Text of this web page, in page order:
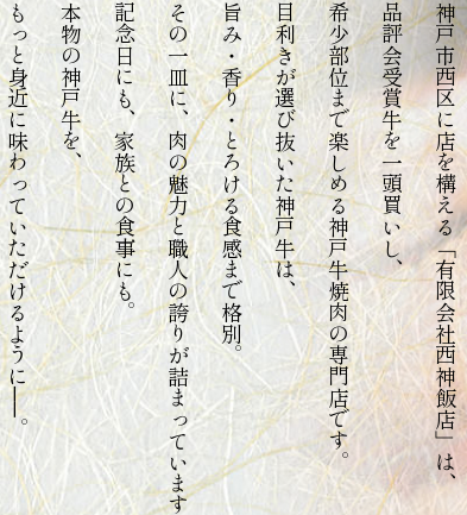
神戸市西区に店を構える「有限会社西神飯店」は、
品評会受賞牛を一頭買いし、
希少部位まで楽しめる神戸牛焼肉の専門店です。
目利きが選び抜いた神戸牛は、
旨み・香り・とろける食感まで格別。
その一皿に、肉の魅力と職人の誇りが詰まっています。
記念日にも、家族との食事にも。
本物の神戸牛を、
もっと身近に味わっていただけるように──。